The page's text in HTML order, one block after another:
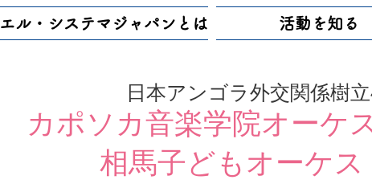
エル・システマジャパンとは 活動を知る
カポソカ音楽学院オーケ
相馬子どもオーケ
日本アンゴラ外交関係樹